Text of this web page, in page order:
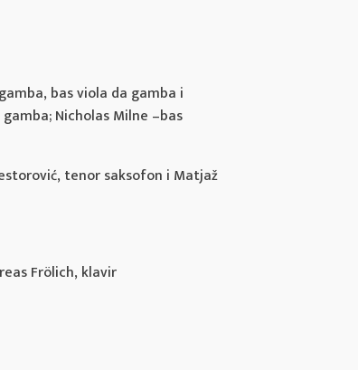
bas viola da gamba i
Nicholas Milne –bas
tenor saksofon i Matjaž
Frölich, klavir